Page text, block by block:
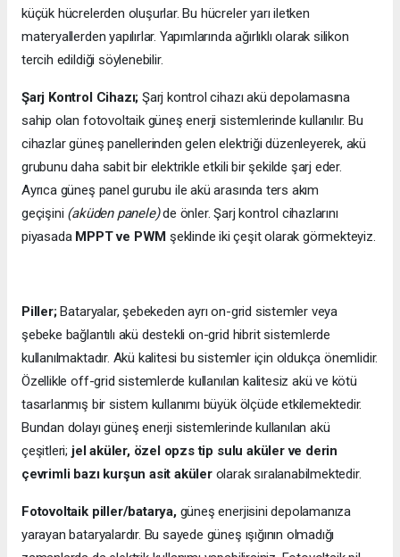
küçük hücrelerden oluşurlar. Bu hücreler yarı iletken
materyallerden yapılırlar. Yapımlarında ağırlıklı olarak silikon
tercih edildiği söylenebilir.
Şarj Kontrol Cihazı; Şarj kontrol cihazı akü depolamasına
sahip olan fotovoltaik güneş enerji sistemlerinde kullanılır. Bu
cihazlar güneş panellerinden gelen elektriği düzenleyerek, akü
grubunu daha sabit bir elektrikle etkili bir şekilde şarj eder.
Ayrıca güneş panel gurubu ile akü arasında ters akım
geçişini (aküden panele)de önler. Şarj kontrol cihazlarını
piyasada MPPT ve PWM şeklinde iki çeşit olarak görmekteyiz.
Piller;Bataryalar, şebekeden ayrı on-grid sistemler veya
şebeke bağlantılı akü destekli on-grid hibrit sistemlerde
kullanılmaktadır. Akü kalitesi bu sistemler için oldukça önemlidir.
Özellikle off-grid sistemlerde kullanılan kalitesiz akü ve kötü
tasarlanmış bir sistem kullanımı büyük ölçüde etkilemektedir.
Bundan dolayı güneş enerji sistemlerinde kullanılan akü
çeşitleri; jel aküler, özel opzs tip sulu aküler ve derin
çevrimli bazı kurşun asit akülerolarak sıralanabilmektedir.
Fotovoltaik piller/batarya,güneş enerjisini depolamanıza
yarayan bataryalardır. Bu sayede güneş ışığının olmadığı